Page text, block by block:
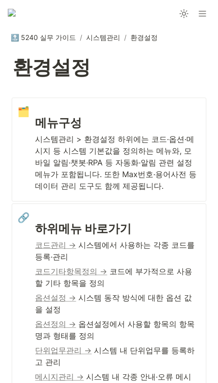
🔝 5240 실무 가이드 / 시스템관리 / 환경설정
환경설정
🗂️
메뉴구성
시스템관리 > 환경설정 하위에는 코드·옵션·메
시지 등 시스템 기본값을 정의하는 메뉴와, 모
바일 알림·챗봇·RPA 등 자동화·알림 관련 설정
메뉴가 포함됩니다. 또한 Max번호·용어사전 등
데이터 관리 도구도 함께 제공됩니다.
🔗
하위메뉴 바로가기
코드관리 → 시스템에서 사용하는 각종 코드를
등록·관리
코드기타항목정의 → 코드에 부가적으로 사용
할 기타 항목을 정의
옵션설정 → 시스템 동작 방식에 대한 옵션 값
을 설정
옵션정의 → 옵션설정에서 사용할 항목의 항목
명과 형태를 정의
단위업무관리 → 시스템 내 단위업무를 등록하
고 관리
메시지관리 → 시스템 내 각종 안내·오류 메시